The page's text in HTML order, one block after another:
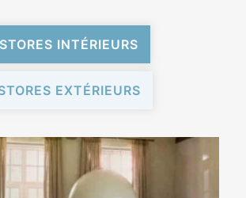
STORES INTÉRIEURS
EXTÉRIEURS